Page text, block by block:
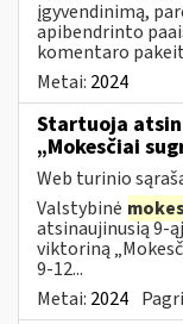
įgyvendinimą,
apibendrinto
komentaro
Metai: 2024
Startuoja
„Mokesčiai
Web turinio
Valstybinė
atsinaujinusią 9-
viktoriną
9-12...
Metai: 2024